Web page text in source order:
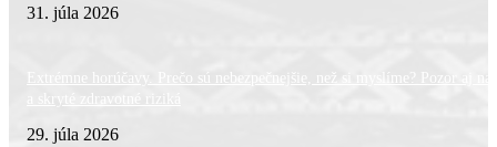
31. júla 2026
Extrémne horúčavy. Prečo sú nebezpečnejšie, než si myslíme? Pozor aj
a skryté zdravotné riziká
29. júla 2026